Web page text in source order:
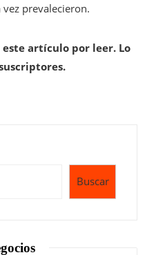
prevalecieron.
este artículo por leer. Lo
Buscar